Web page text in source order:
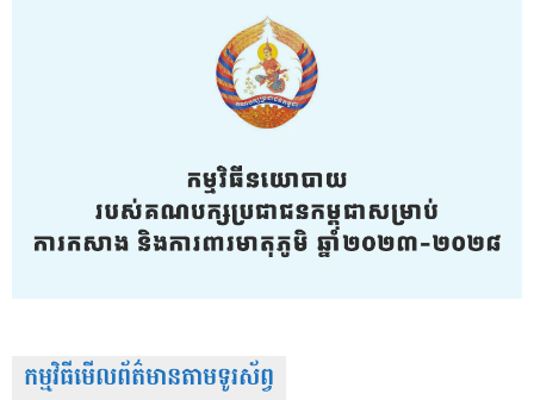
កម្មវិធីមើលព័ត៌មានតាមទូរស័ព្វ